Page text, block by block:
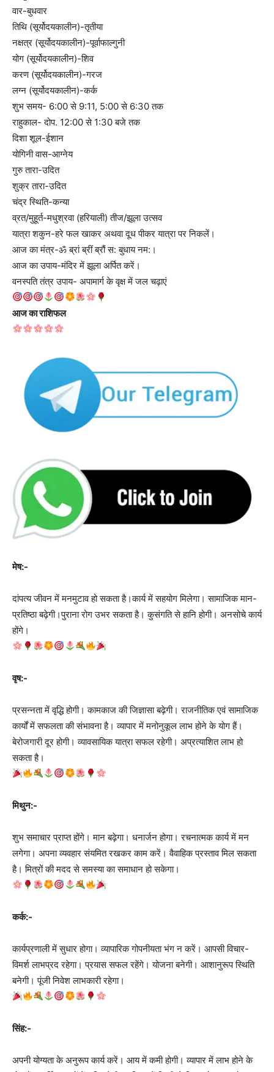
वार-बुधवार
तिथि (सूर्योदयकालीन)-तृतीया
नक्षत्र (सूर्योदयकालीन)-पूर्वाफाल्गुनी
योग (सूर्योदयकालीन)-शिव
करण (सूर्योदयकालीन)-गरज
लग्न (सूर्योदयकालीन)-कर्क
शुभ समय- 6:00 से 9:11, 5:00 से 6:30 तक
राहुकाल- दोप. 12:00 से 1:30 बजे तक
दिशा शूल-ईशान
योगिनी वास-आग्नेय
गुरु तारा-उदित
शुक्र तारा-उदित
चंद्र स्थिति-कन्या
व्रत/मुहूर्त-मधुश्रवा (हरियाली) तीज/झूला उत्सव
यात्रा शकुन-हरे फल खाकर अथवा दूध पीकर यात्रा पर निकलें।
आज का मंत्र-ॐ ब्रां ब्रीं ब्रौं स: बुधाय नम:।
आज का उपाय-मंदिर में झूला अर्पित करें।
वनस्पति तंत्र उपाय- अपामार्ग के वृक्ष में जल चढ़ाएं
आज का राशिफल
मेष:-
दांपत्य जीवन में मनमुटाव हो सकता है।कार्य में सहयोग मिलेगा। सामाजिक मान-
प्रतिष्ठा बढ़ेगी।पुराना रोग उभर सकता है। कुसंगति से हानि होगी। अनसोचे कार्य
होंगे।
वृष:-
प्रसन्नता में वृद्धि होगी। कामकाज की जिज्ञासा बढ़ेगी। राजनीतिक एवं सामाजिक
कार्यों में सफलता की संभावना है। व्यापार में मनोनुकूल लाभ होने के योग हैं।
बेरोजगारी दूर होगी। व्यावसायिक यात्रा सफल रहेगी। अप्रत्याशित लाभ हो
सकता है।
मिथुन:-
शुभ समाचार प्राप्त होंगे। मान बढ़ेगा। धनार्जन होगा। रचनात्मक कार्य में मन
लगेगा। अपना व्यवहार संयमित रखकर काम करें। वैवाहिक प्रस्ताव मिल सकता
है। मित्रों की मदद से समस्या का समाधान हो सकेगा।
कर्क:-
कार्यप्रणाली में सुधार होगा। व्यापारिक गोपनीयता भंग न करें। आपसी विचार-
विमर्श लाभप्रद रहेगा। प्रयास सफल रहेंगे। योजना बनेगी। आशानुरूप स्थिति
बनेगी। पूंजी निवेश लाभकारी रहेगा।
सिंह:-
अपनी योग्यता के अनुरूप कार्य करें। आय में कमी होगी। व्यापार में लाभ होने के